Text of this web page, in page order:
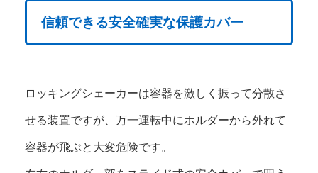
信頼できる安全確実な保護カバー
ロッキングシェーカーは容器を激しく振って分散さ
せる装置ですが、万一運転中にホルダーから外れて
容器が飛ぶと大変危険です。